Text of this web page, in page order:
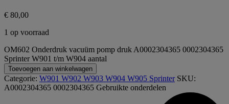
€ 80,00
1 op voorraad
OM602 Onderdruk vacuüm pomp druk A0002304365 0002304365
Sprinter W901 t/m W904 aantal
Toevoegen aan winkelwagen
Categorie: W901 W902 W903 W904 W905 Sprinter SKU:
A0002304365 0002304365 Gebruikte onderdelen